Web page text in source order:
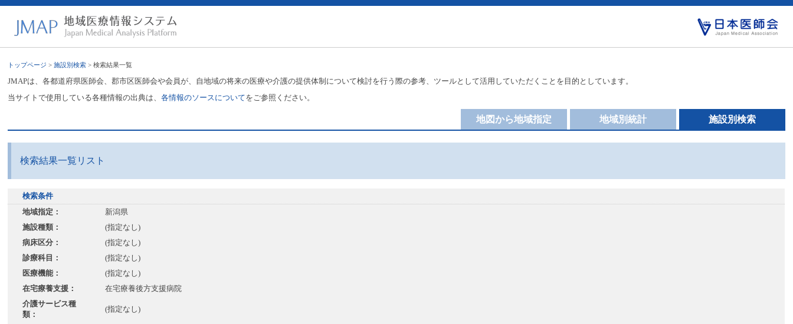
トップページ >施設別検索 > 検索結果一覧
JMAPは、各都道府県医師会、郡市区医師会や会員が、自地域の将来の医療や介護の提供体制について検討を行う際の参考、ツールとして活用していただくことを目的としています。
当サイトで使用している各種情報の出典は、各情報のソースについてをご参照ください。
施設別検索
地域別統計
地図から地域指定
検索結果一覧リスト
検索条件
地域指定：
新潟県
施設種類：
(指定なし)
病床区分：
(指定なし)
診療科目：
(指定なし)
医療機能：
(指定なし)
在宅療養支援：
在宅療養後方支援病院
介護サービス種
類：
(指定なし)